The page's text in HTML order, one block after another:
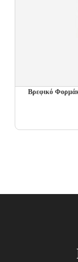
Βρεφικό